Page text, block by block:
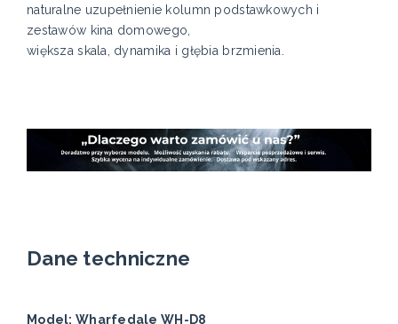
naturalne uzupełnienie kolumn podstawkowych i
zestawów kina domowego,
większa skala, dynamika i głębia brzmienia.
Dane techniczne
Model: Wharfedale WH-D8